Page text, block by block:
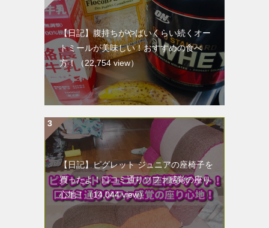
【日記】腹持ちがやばいくらい続くオー
トミールが美味しい！おすすめの食べ
方！
（22,754 view）
【日記】ピグレット ジュニアの座椅子を
買ったよ！口コミ通りソファ感覚の座り
心地！（14,044 view）